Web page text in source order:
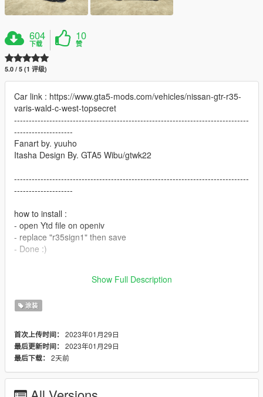
604
下载
10
赞
5.0 / 5 (1 评级)
Car link : https://www.gta5-mods.com/vehicles/nissan-gtr-r35-
varis-wald-c-west-topsecret
--------------------------------------------------------------------------------
--------------------
Fanart by. yuuho
Itasha Design By. GTA5 Wibu/gtwk22
--------------------------------------------------------------------------------
--------------------
how to install :
- open Ytd file on openiv
- replace "r35sign1" then save
- Done :)
have instagram or just comment on the files.
Show Full Description
涂装
首次上传时间： 2023年01月29日
最后更新时间： 2023年01月29日
最后下载： 2天前